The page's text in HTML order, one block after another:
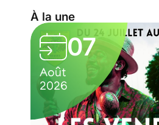
À la une
07
Août
2026